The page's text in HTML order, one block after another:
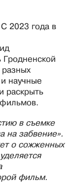
2023 года в
Гродненской
разных
научные
раскрыть
в съемке
на забвение».
о сожженных
фильм.